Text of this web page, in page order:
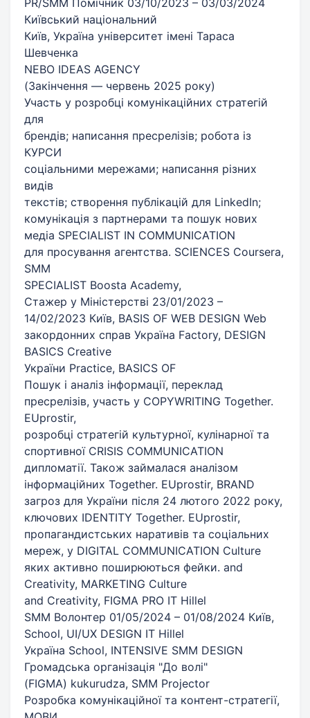
Київський національний
Київ, Україна університет імені Тараса
Шевченка
NEBO IDEAS AGENCY
(Закінчення — червень 2025 року)
Участь у розробці комунікаційних стратегій
для
брендів; написання пресрелізів; робота із
КУРСИ
соціальними мережами; написання різних
видів
текстів; створення публікацій для LinkedIn;
комунікація з партнерами та пошук нових
медіа SPECIALIST IN COMMUNICATION
для просування агентства. SCIENCES Coursera,
SMM
SPECIALIST Boosta Academy,
Стажер у Міністерстві 23/01/2023 –
14/02/2023 Київ, BASIS OF WEB DESIGN Web
закордонних справ Україна Factory, DESIGN
BASICS Creative
України Practice, BASICS OF
Пошук і аналіз інформації, переклад
пресрелізів, участь у COPYWRITING Together.
EUprostir,
розробці стратегій культурної, кулінарної та
спортивної CRISIS COMMUNICATION
дипломатії. Також займалася аналізом
інформаційних Together. EUprostir, BRAND
загроз для України після 24 лютого 2022 року,
ключових IDENTITY Together. EUprostir,
пропагандистських наративів та соціальних
мереж, у DIGITAL COMMUNICATION Culture
яких активно поширюються фейки. and
Creativity, MARKETING Culture
and Creativity, FIGMA PRO IT Hillel
SMM Волонтер 01/05/2024 – 01/08/2024 Київ,
School, UI/UX DESIGN IT Hillel
Україна School, INTENSIVE SMM DESIGN
Громадська організація "До волі"
(FIGMA) kukurudza, SMM Projector
Розробка комунікаційної та контент-стратегії,